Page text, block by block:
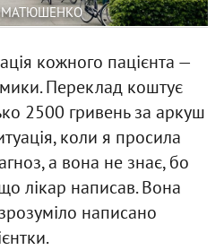
МАТЮШЕНКО
кожного пацієнта —
Переклад коштує
2500 гривень за аркуш
коли я просила
а вона не знає, бо
лікар написав. Вона
написано